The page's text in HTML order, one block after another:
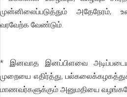
முன்னிலைப்படுத்தும் அதேநேரம்,
வரவேற்க வேண்டும்.
* இனவாத இனப்பிளவை
முறையை எதிர்த்து,
மாணவர்களுக்கும் அனுமதியை